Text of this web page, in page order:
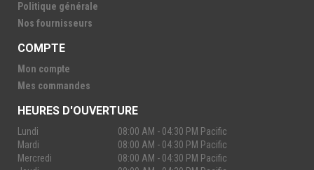
Politique générale
Nos fournisseurs
COMPTE
Mon compte
Mes commandes
HEURES D'OUVERTURE
Lundi
08:00 AM - 04:30 PM Pacific
Mardi
08:00 AM - 04:30 PM Pacific
Mercredi
08:00 AM - 04:30 PM Pacific